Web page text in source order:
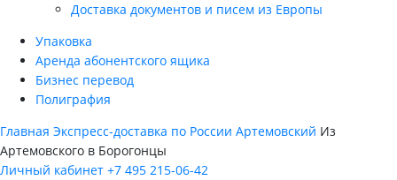
Доставка документов и писем из Европы
Упаковка
Аренда абонентского ящика
Бизнес перевод
Полиграфия
Главная Экспресс-доставка по России Артемовский Из
Артемовского в Борогонцы
Личный кабинет +7 495 215-06-42